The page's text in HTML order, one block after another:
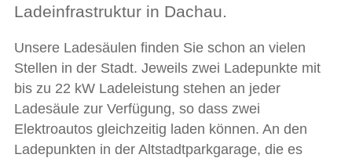
Ladeinfrastruktur in Dachau.
Unsere Ladesäulen finden Sie schon an vielen
Stellen in der Stadt. Jeweils zwei Ladepunkte mit
bis zu 22 kW Ladeleistung stehen an jeder
Ladesäule zur Verfügung, so dass zwei
Elektroautos gleichzeitig laden können. An den
Ladepunkten in der Altstadtparkgarage, die es